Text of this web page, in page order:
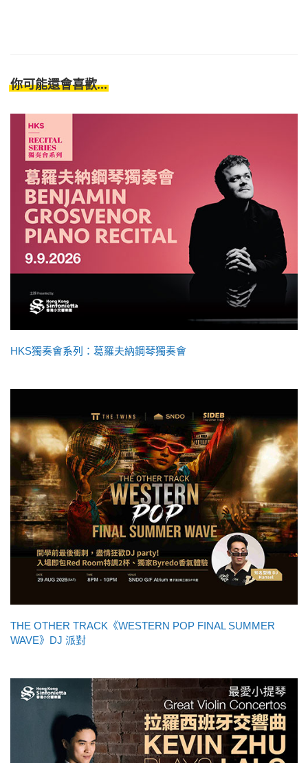
你可能還會喜歡...
HKS獨奏會系列：葛羅夫納鋼琴獨奏會
THE OTHER TRACK《WESTERN POP FINAL SUMMER
WAVE》DJ 派對